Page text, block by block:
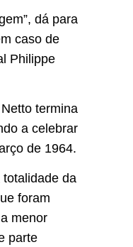
dá para
caso de
Philippe
termina
a celebrar
de 1964.
da
foram
menor
parte